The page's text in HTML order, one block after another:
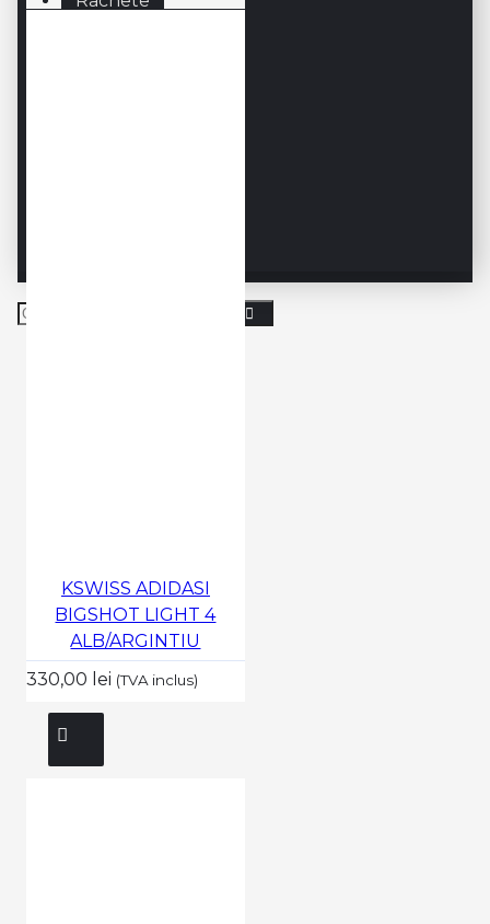
KSWISS ADIDASI
BIGSHOT LIGHT 4
ALB/ARGINTIU
330,00 lei (TVA inclus)